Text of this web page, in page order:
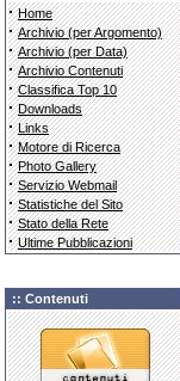
· Home
· Archivio (per Argomento)
· Archivio (per Data)
· Archivio Contenuti
· Classifica Top 10
· Downloads
· Links
· Motore di Ricerca
· Photo Gallery
· Servizio Webmail
· Statistiche del Sito
· Stato della Rete
· Ultime Pubblicazioni
:: Contenuti